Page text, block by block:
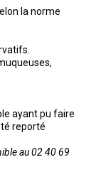
la norme
ayant pu faire
reporté
au 02 40 69